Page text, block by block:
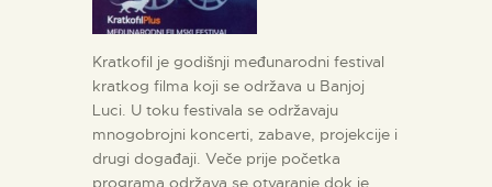
Kratkofil je godišnji međunarodni festival
kratkog filma koji se održava u Banjoj
Luci. U toku festivala se održavaju
mnogobrojni koncerti, zabave, projekcije i
drugi događaji. Veče prije početka
programa održava se otvaranje dok je